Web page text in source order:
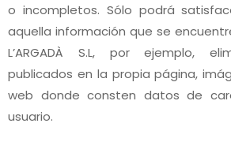
o incompletos. Sólo podrá
aquella información que se
L’ARGADÀ S.L, por ejemplo,
publicados en la propia página,
web donde consten datos de
usuario.